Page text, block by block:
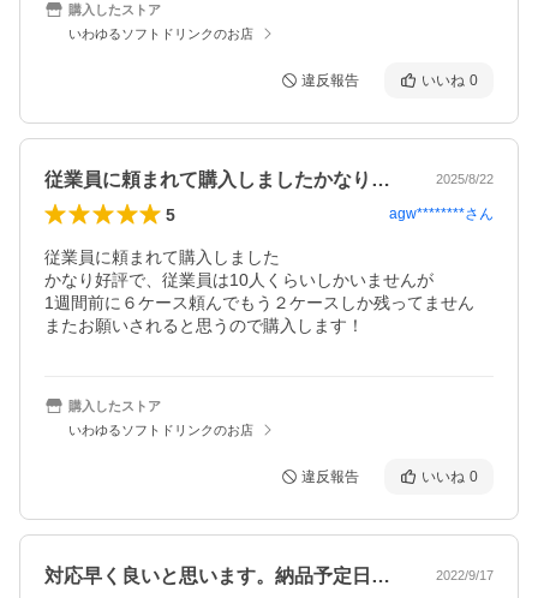
購入したストア
いわゆるソフトドリンクのお店
違反報告 いいね 0
従業員に頼まれて購入しましたかなり好評… 2025/8/22
5 agw********さん
従業員に頼まれて購入しました
かなり好評で、従業員は10人くらいしかいませんが
1週間前に６ケース頼んでもう２ケースしか残ってません
またお願いされると思うので購入します！
購入したストア
いわゆるソフトドリンクのお店
違反報告 いいね 0
対応早く良いと思います。納品予定日より… 2022/9/17